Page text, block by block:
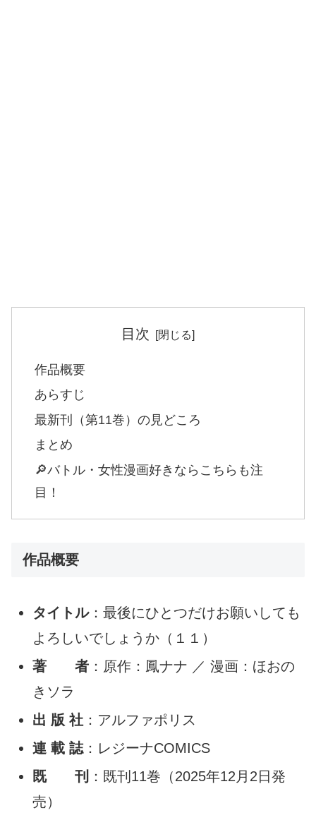
目次
作品概要
あらすじ
最新刊（第11巻）の見どころ
まとめ
🔎バトル・女性漫画好きならこちらも注
目！
作品概要
タイトル：最後にひとつだけお願いしても
よろしいでしょうか（１１）
著 者 ：原作：鳳ナナ ／ 漫画：ほおの
きソラ
出 版 社 ：アルファポリス
連 載 誌：レジーナCOMICS
既 刊
：既刊11巻（2025年12月2日発
売）